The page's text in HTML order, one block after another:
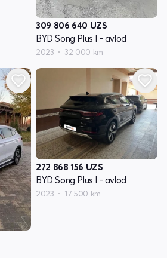
309 806 640 UZS
BYD Song Plus I - avlod
2023 32 000 km
272 868 156 UZS
BYD Song Plus I - avlod
2023 17 500 km